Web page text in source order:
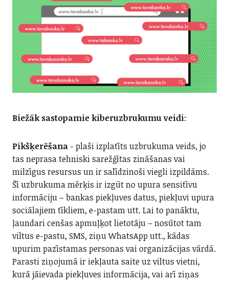
Biežāk sastopamie kiberuzbrukumu veidi:
Pikšķerēšana- plaši izplatīts uzbrukuma veids, jo
tas neprasa tehniski sarežģītas zināšanas vai
milzīgus resursus un ir salīdzinoši viegli izpildāms.
Šī uzbrukuma mērķis ir izgūt no upura sensitīvu
informāciju – bankas piekļuves datus, piekļuvi upura
sociālajiem tīkliem, e-pastam utt. Lai to panāktu,
ļaundari cenšas apmuļķot lietotāju – nosūtot tam
viltus e-pastu, SMS, ziņu WhatsApp utt., kādas
upurim pazīstamas personas vai organizācijas vārdā.
Parasti ziņojumā ir iekļauta saite uz viltus vietni,
kurā jāievada piekļuves informācija, vai arī ziņas